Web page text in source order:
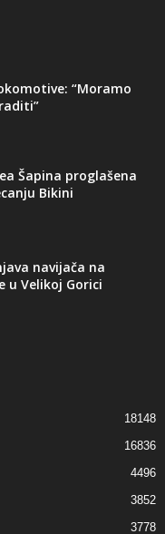
“Moramo
Šapina proglašena
Bikini
navijača na
u Velikoj Gorici
18148
16836
4496
3852
3778